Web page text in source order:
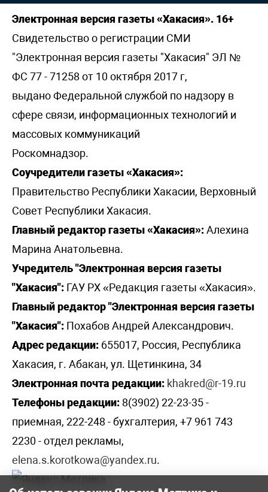
Электронная версия газеты «Хакасия». 16+
Свидетельство о регистрации СМИ
"Электронная версия газеты "Хакасия" ЭЛ №
ФС 77 - 71258 от 10 октября 2017 г,
выдано Федеральной службой по надзору в
сфере связи, информационных технологий и
массовых коммуникаций
Роскомнадзор.
Соучредители газеты «Хакасия»:
Правительство Республики Хакасии, Верховный
Совет Республики Хакасия.
Главный редактор газеты «Хакасия»:Алехина
Марина Анатольевна.
Учредитель "Электронная версия газеты
"Хакасия": ГАУ РХ «Редакция газеты «Хакасия».
Главный редактор "Электронная версия газеты
"Хакасия": Похабов Андрей Александрович.
Адрес редакции: 655017, Россия, Республика
Хакасия, г. Абакан, ул. Щетинкина, 34
Электронная почта редакции: khakred@r-19.ru
Телефоны редакции: 8(3902) 22-23-35 -
приемная, 222-248 - бухгалтерия, +7 961 743
2230 - отдел рекламы,
elena.s.korotkowa@yandex.ru.